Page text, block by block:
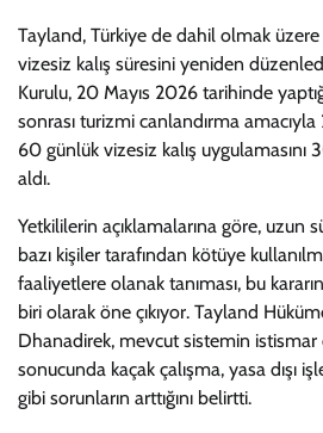
Tayland, Türkiye de dahil olmak
vizesiz kalış süresini yeniden
Kurulu, 20 Mayıs 2026 tarihinde
sonrası turizmi canlandırma amacıyla
60 günlük vizesiz kalış uygulamasını
aldı.
Yetkililerin açıklamalarına göre, uzun
bazı kişiler tarafından kötüye
faaliyetlere olanak tanıması, bu
biri olarak öne çıkıyor. Tayland
Dhanadirek, mevcut sistemin
sonucunda kaçak çalışma, yasa dışı
gibi sorunların arttığını belirtti.